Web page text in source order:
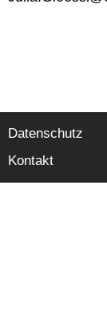
Datenschutz
Kontakt